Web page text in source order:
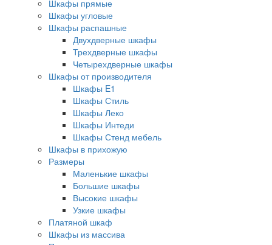
Шкафы прямые
Шкафы угловые
Шкафы распашные
Двухдверные шкафы
Трехдверные шкафы
Четырехдверные шкафы
Шкафы от производителя
Шкафы E1
Шкафы Стиль
Шкафы Леко
Шкафы Интеди
Шкафы Стенд мебель
Шкафы в прихожую
Размеры
Маленькие шкафы
Большие шкафы
Высокие шкафы
Узкие шкафы
Платяной шкаф
Шкафы из массива